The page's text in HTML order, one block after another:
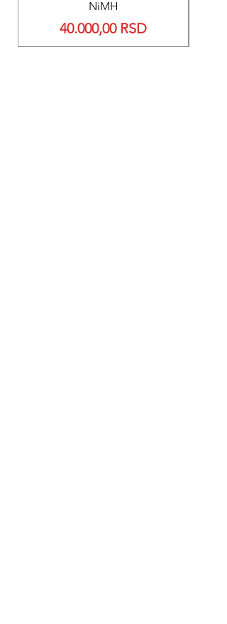
NiMH
Price
40.000,00 RSD